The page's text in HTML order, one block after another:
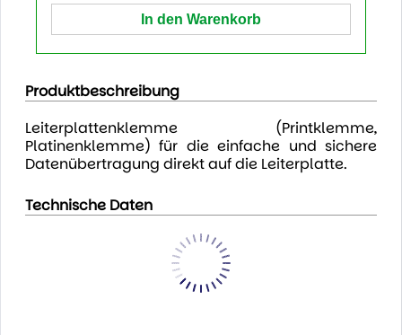
Produktbeschreibung
Leiterplattenklemme (Printklemme,
Platinenklemme) für die einfache und sichere
Datenübertragung direkt auf die Leiterplatte.
Technische Daten